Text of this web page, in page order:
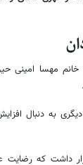
مهسا امینی
۹۸ حرکت گسترده
داشت که رضایت